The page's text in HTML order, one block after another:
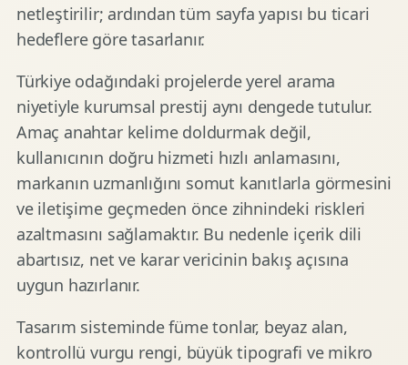
netleştirilir; ardından tüm sayfa yapısı bu ticari
hedeflere göre tasarlanır.
Türkiye odağındaki projelerde yerel arama
niyetiyle kurumsal prestij aynı dengede tutulur.
Amaç anahtar kelime doldurmak değil,
kullanıcının doğru hizmeti hızlı anlamasını,
markanın uzmanlığını somut kanıtlarla görmesini
ve iletişime geçmeden önce zihnindeki riskleri
azaltmasını sağlamaktır. Bu nedenle içerik dili
abartısız, net ve karar vericinin bakış açısına
uygun hazırlanır.
Tasarım sisteminde füme tonlar, beyaz alan,
kontrollü vurgu rengi, büyük tipografi ve mikro